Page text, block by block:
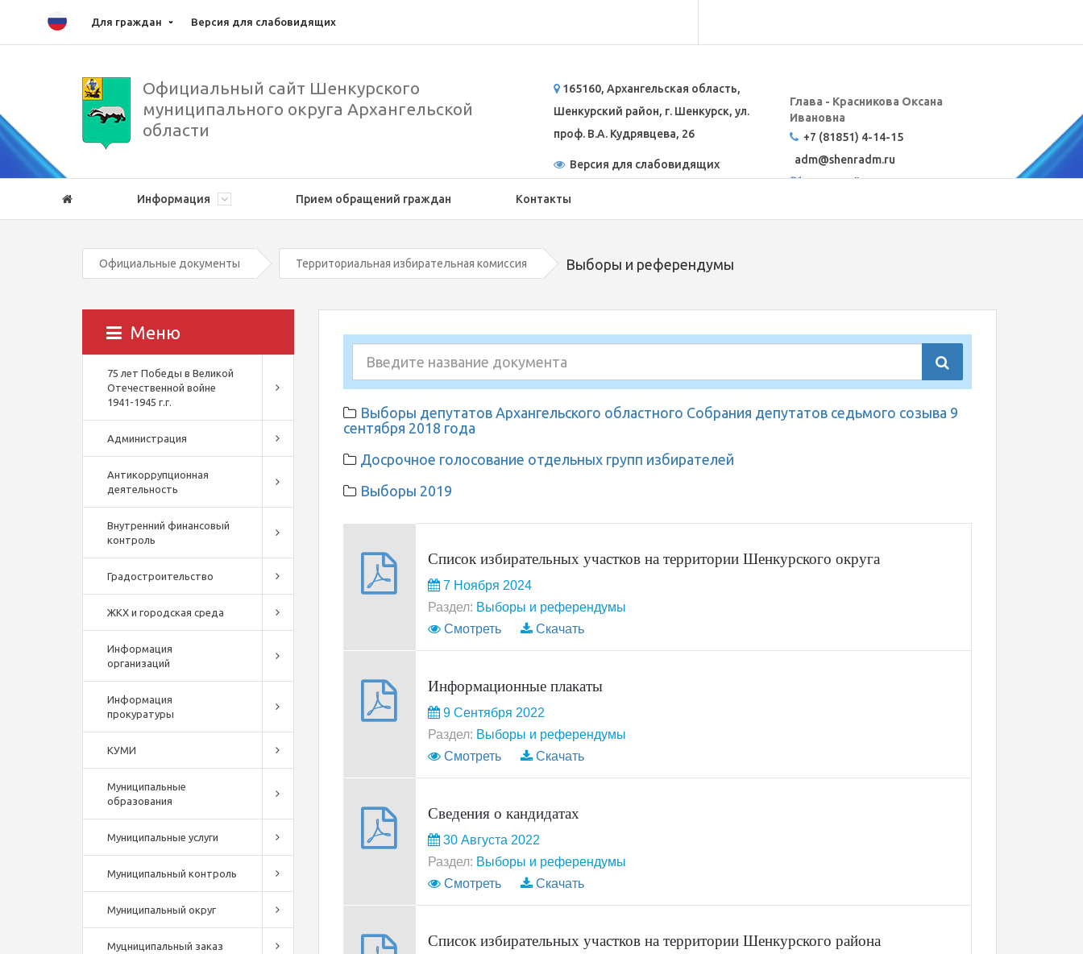
Для граждан Версия для слабовидящих
Официальный сайт Шенкурского
муниципального округа Архангельской
области
165160, Архангельская область,
Шенкурский район, г. Шенкурск, ул.
проф. В.А. Кудрявцева, 26
Версия для слабовидящих
Глава - Красникова Оксана
Ивановна
+7 (81851) 4-14-15
adm@shenradm.ru
Карта сайта
Информация
Прием обращений граждан Контакты
Официальные документы Территориальная избирательная комиссия Выборы и референдумы
Меню
75 лет Победы в Великой
Отечественной войне
1941-1945 г.г.
Администрация
Антикоррупционная
деятельность
Внутренний финансовый
контроль
Градостроительство
ЖКХ и городская среда
Информация
организаций
Информация
прокуратуры
КУМИ
Муниципальные
образования
Муниципальные услуги
Муниципальный контроль
Муниципальный округ
Муцниципальный заказ
Выборы депутатов Архангельского областного Собрания депутатов седьмого созыва 9
сентября 2018 года
Досрочное голосование отдельных групп избирателей
Выборы 2019
Список избирательных участков на территории Шенкурского округа
7 Ноября 2024
Раздел: Выборы и референдумы
Смотреть
Скачать
Информационные плакаты
9 Сентября 2022
Раздел: Выборы и референдумы
Смотреть
Скачать
Сведения о кандидатах
30 Августа 2022
Раздел: Выборы и референдумы
Смотреть
Скачать
Список избирательных участков на территории Шенкурского района